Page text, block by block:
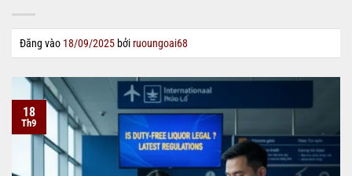
Đăng vào 18/09/2025 bởiruoungoai68
18
Th9